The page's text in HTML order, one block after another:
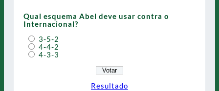
Qual esquema Abel deve usar contra o
Internacional?
3-5-2
4-4-2
4-3-3
Resultado